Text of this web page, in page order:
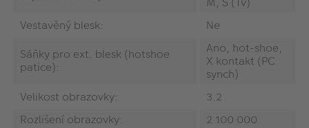
Vestavěný blesk:
Ne
Sáňky pro ext. blesk (hotshoe
patice):
Ano, hot-shoe,
X kontakt (PC
synch)
Velikost obrazovky:
3.2
Rozlišení obrazovky:
2 100 000